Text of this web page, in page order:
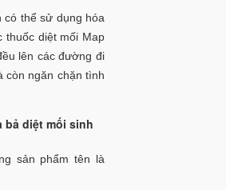
có thể sử dụng hóa
thuốc diệt mối Map
lên các đường đi
còn ngăn chặn tình
bả diệt mối sinh
sản phẩm tên là